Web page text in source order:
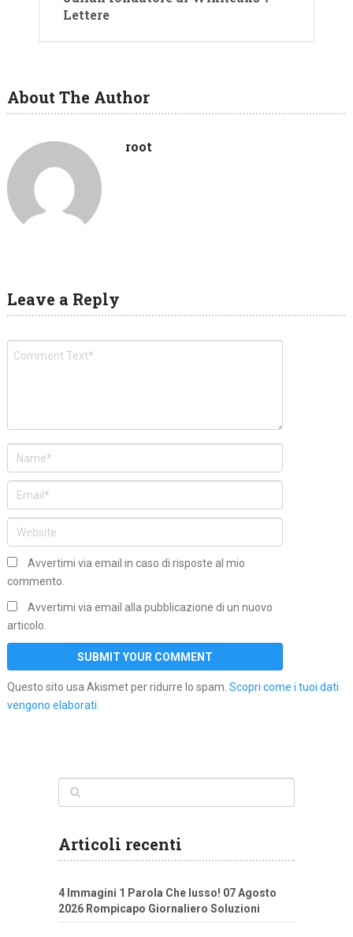
Lettere
About The Author
root
Leave a Reply
Avvertimi via email in caso di risposte al mio
commento.
Avvertimi via email alla pubblicazione di un nuovo
articolo.
Questo sito usa Akismet per ridurre lo spam. Scopri come i tuoi dati
vengono elaborati.
Articoli recenti
4 Immagini 1 Parola Che lusso! 07 Agosto
2026 Rompicapo Giornaliero Soluzioni